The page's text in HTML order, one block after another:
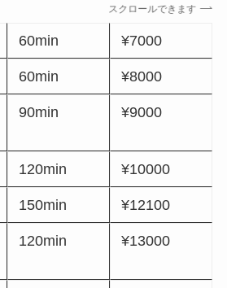
スクロールできます
60min ¥7000
60min ¥8000
90min ¥9000
120min ¥10000
150min ¥12100
120min ¥13000